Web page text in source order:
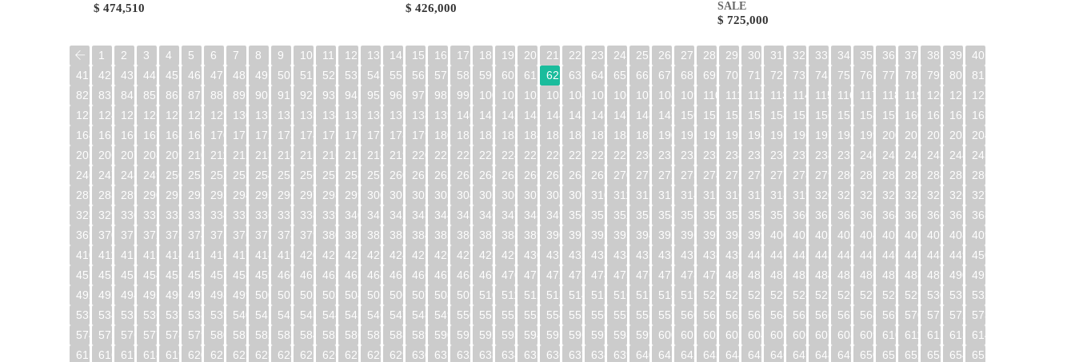
$ 474,510 $ 426,000
SALE
$ 725,000
1 2 3 4 5 6 7 8 9 10 11 12 13 14 15 16 17 18 19 20 21 22 23 24 25 26 27 28 29 30 31 32 33 34 35 36 37 38 39
40
41
42 43 44 45 46 47 48 49 50 51 52 53 54 55 56 57 58 59 60 61 62 63 64 65 66 67 68 69 70 71 72 73 74 75 76 77 78 79 80
81
82
83 84 85 86 87 88 89 90 91 92 93 94 95 96 97 98 99 100 101 102 103 104 105 106 107 108 109 110 111 112 113 114 115 116 117 118 119 120 121
122
123
124 125 126 127 128 129 130 131 132 133 134 135 136 137 138 139 140 141 142 143 144 145 146 147 148 149 150 151 152 153 154 155 156 157 158 159 160 161 162
163
164
165 166 167 168 169 170 171 172 173 174 175 176 177 178 179 180 181 182 183 184 185 186 187 188 189 190 191 192 193 194 195 196 197 198 199 200 201 202 203
204
205
206 207 208 209 210 211 212 213 214 215 216 217 218 219 220 221 222 223 224 225 226 227 228 229 230 231 232 233 234 235 236 237 238 239 240 241 242 243 244
245
246
247 248 249 250 251 252 253 254 255 256 257 258 259 260 261 262 263 264 265 266 267 268 269 270 271 272 273 274 275 276 277 278 279 280 281 282 283 284 285
286
287
288 289 290 291 292 293 294 295 296 297 298 299 300 301 302 303 304 305 306 307 308 309 310 311 312 313 314 315 316 317 318 319 320 321 322 323 324 325 326
327
328
329 330 331 332 333 334 335 336 337 338 339 340 341 342 343 344 345 346 347 348 349 350 351 352 353 354 355 356 357 358 359 360 361 362 363 364 365 366 367
368
369
370 371 372 373 374 375 376 377 378 379 380 381 382 383 384 385 386 387 388 389 390 391 392 393 394 395 396 397 398 399 400 401 402 403 404 405 406 407 408
409
410
411 412 413 414 415 416 417 418 419 420 421 422 423 424 425 426 427 428 429 430 431 432 433 434 435 436 437 438 439 440 441 442 443 444 445 446 447 448 449
450
451
452 453 454 455 456 457 458 459 460 461 462 463 464 465 466 467 468 469 470 471 472 473 474 475 476 477 478 479 480 481 482 483 484 485 486 487 488 489 490
491
492
493 494 495 496 497 498 499 500 501 502 503 504 505 506 507 508 509 510 511 512 513 514 515 516 517 518 519 520 521 522 523 524 525 526 527 528 529 530 531
532
533
534 535 536 537 538 539 540 541 542 543 544 545 546 547 548 549 550 551 552 553 554 555 556 557 558 559 560 561 562 563 564 565 566 567 568 569 570 571 572
573
574
575 576 577 578 579 580 581 582 583 584 585 586 587 588 589 590 591 592 593 594 595 596 597 598 599 600 601 602 603 604 605 606 607 608 609 610 611 612 613
614
615
616 617 618 619 620 621 622 623 624 625 626 627 628 629 630 631 632 633 634 635 636 637 638 639 640 641 642 643 644 645 646 647 648 649 650 651 652 653 654
655